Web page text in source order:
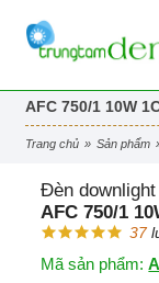
AFC 750/1 10W
trang chủ » sản phẩm
Đèn
AFC 750/1
37
Mã sản phẩm: